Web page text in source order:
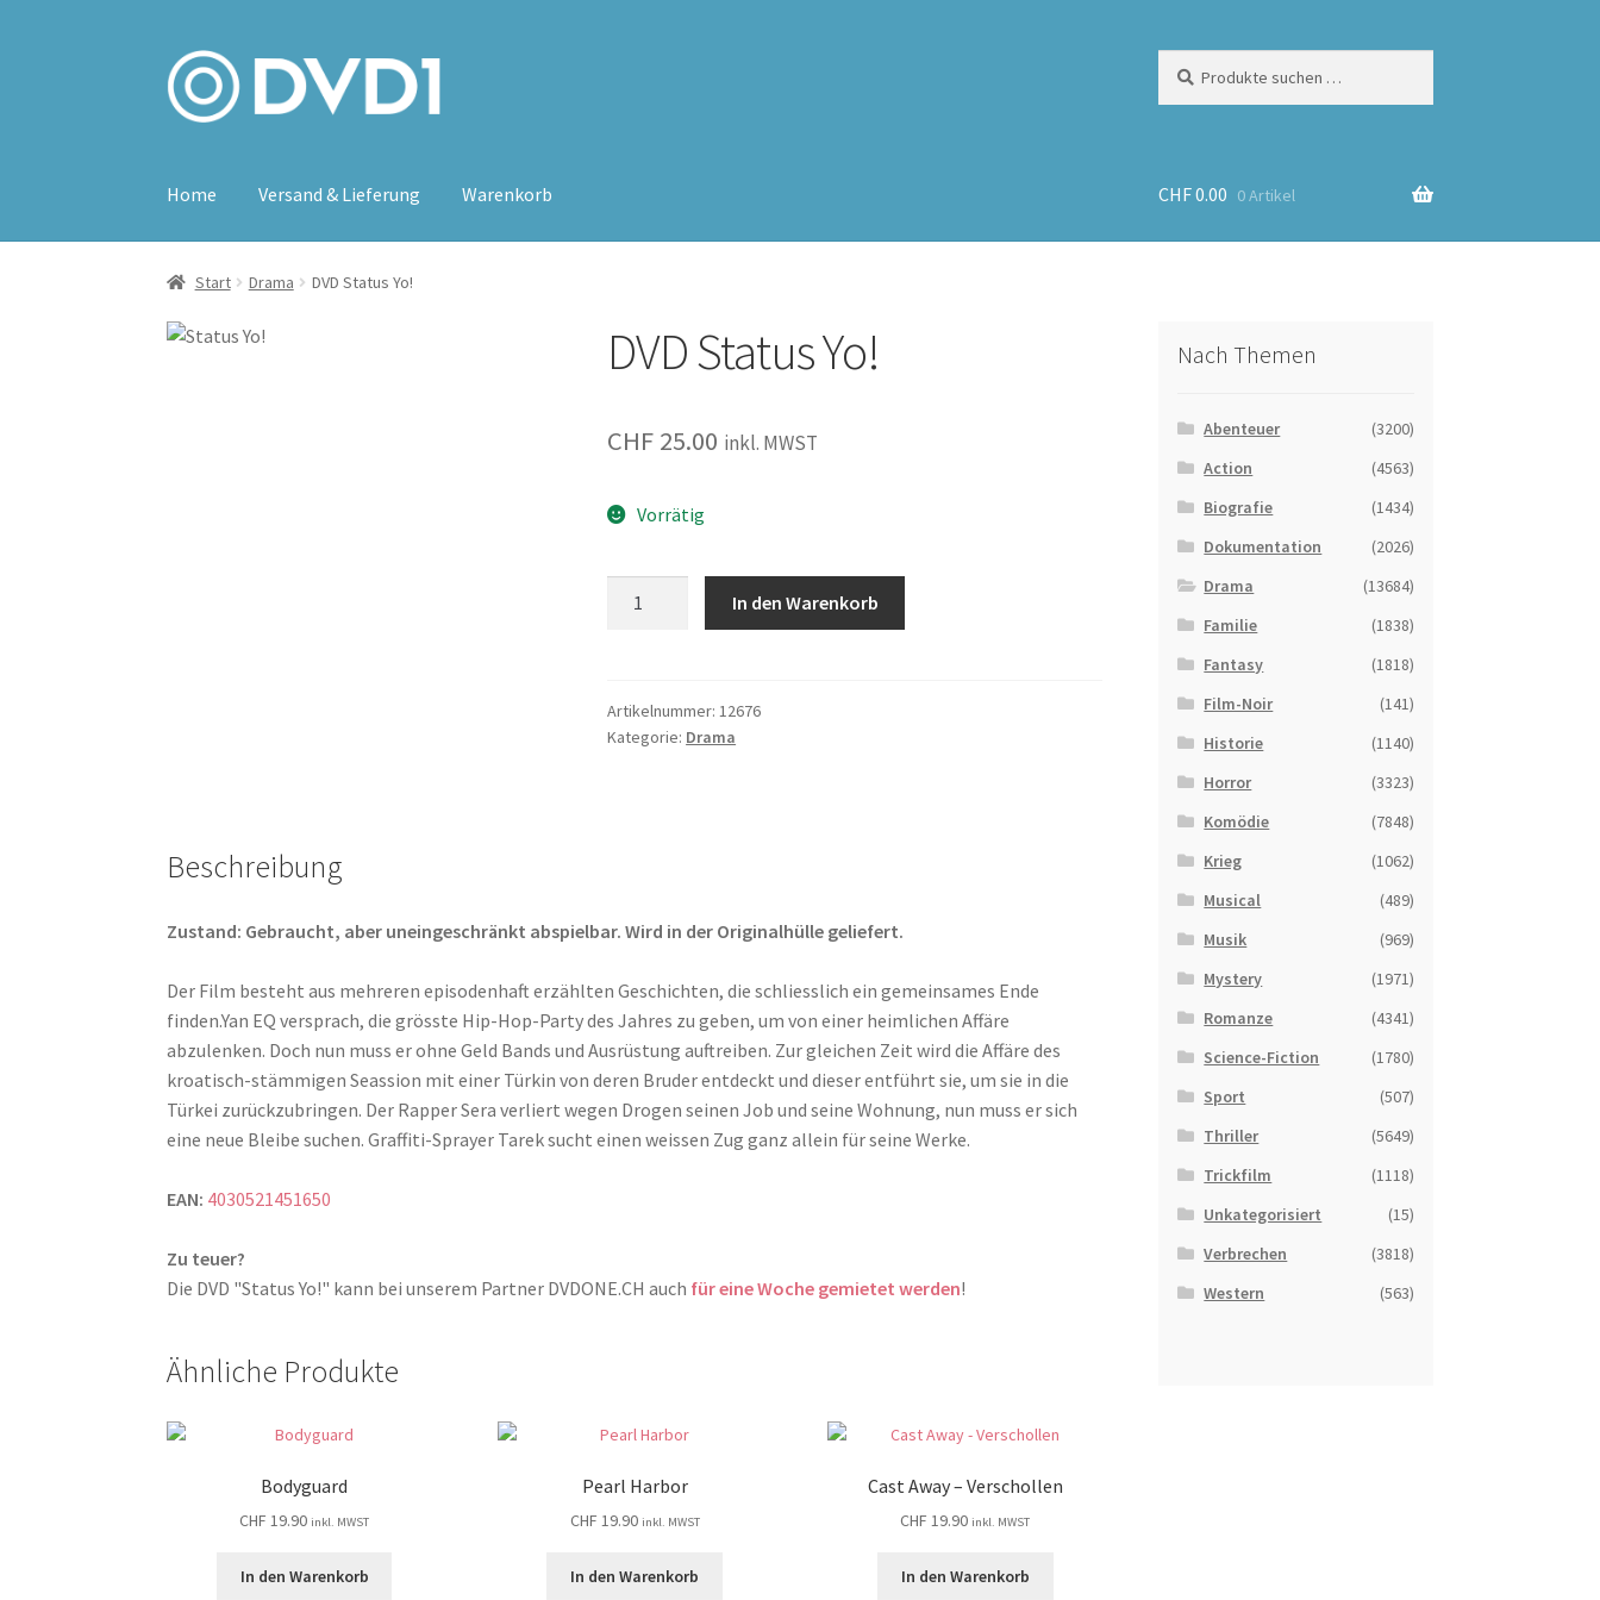
Zur
Navigation
springen
Zum
Inhalt
springen
nach:
Home Versand & Lieferung Warenkorb CHF0.00 0 Artikel
Start Drama DVD Status Yo!
DVD Status Yo!
CHF 25.00 inkl. MWST
Vorrätig
In den Warenkorb
Artikelnummer:12676
Kategorie: Drama
Beschreibung
Zustand: Gebraucht, aber uneingeschränkt abspielbar. Wird in der Originalhülle geliefert.
Der Film besteht aus mehreren episodenhaft erzählten Geschichten, die schliesslich ein gemeinsames Ende
finden.Yan EQ versprach, die grösste Hip-Hop-Party des Jahres zu geben, um von einer heimlichen Affäre
abzulenken. Doch nun muss er ohne Geld Bands und Ausrüstung auftreiben. Zur gleichen Zeit wird die Affäre des
kroatisch-stämmigen Seassion mit einer Türkin von deren Bruder entdeckt und dieser entführt sie, um sie in die
Türkei zurückzubringen. Der Rapper Sera verliert wegen Drogen seinen Job und seine Wohnung, nun muss er sich
eine neue Bleibe suchen. Graffiti-Sprayer Tarek sucht einen weissen Zug ganz allein für seine Werke.
EAN: 4030521451650
Zu teuer?
Die DVD "Status Yo!" kann bei unserem Partner DVDONE.CH auch für eine Woche gemietet werden!
Ähnliche Produkte
Bodyguard
CHF 19.90 inkl. MWST
In den Warenkorb
Pearl Harbor
CHF 19.90 inkl. MWST
In den Warenkorb
Cast Away – Verschollen
CHF 19.90 inkl. MWST
In den Warenkorb
Nach Themen
Abenteuer
(3200)
Action
(4563)
Biografie
(1434)
Dokumentation
(2026)
Drama
(13684)
Familie
(1838)
Fantasy
(1818)
Film-Noir
(141)
Historie
(1140)
Horror
(3323)
Komödie
(7848)
Krieg
(1062)
Musical
(489)
Musik
(969)
Mystery
(1971)
Romanze
(4341)
Science-Fiction
(1780)
Sport
(507)
Thriller
(5649)
Trickfilm
(1118)
Unkategorisiert
(15)
Verbrechen
(3818)
Western
(563)